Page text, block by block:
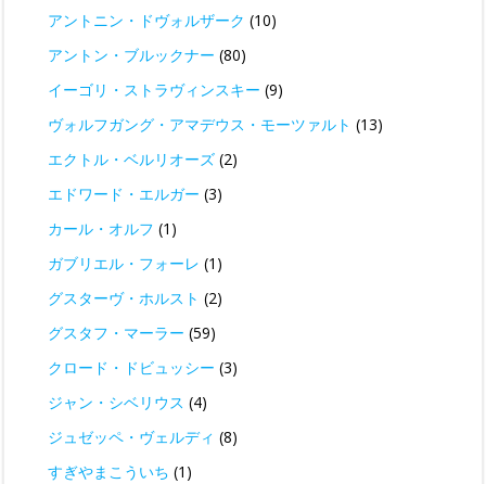
アントニン・ドヴォルザーク (10)
アントン・ブルックナー (80)
イーゴリ・ストラヴィンスキー (9)
ヴォルフガング・アマデウス・モーツァルト (13)
エクトル・ベルリオーズ (2)
エドワード・エルガー (3)
カール・オルフ (1)
ガブリエル・フォーレ (1)
グスターヴ・ホルスト (2)
グスタフ・マーラー (59)
クロード・ドビュッシー (3)
ジャン・シベリウス (4)
ジュゼッペ・ヴェルディ (8)
すぎやまこういち (1)